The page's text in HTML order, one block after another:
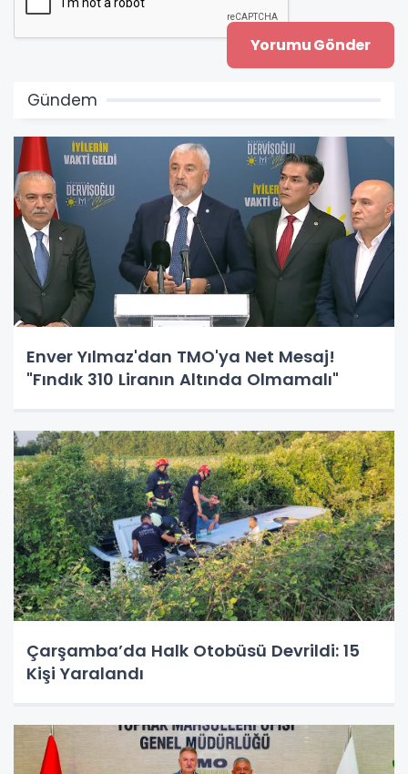
Gündem
Enver Yılmaz'dan TMO'ya Net Mesaj!
"Fındık 310 Liranın Altında Olmamalı"
Çarşamba’da Halk Otobüsü Devrildi: 15
Kişi Yaralandı